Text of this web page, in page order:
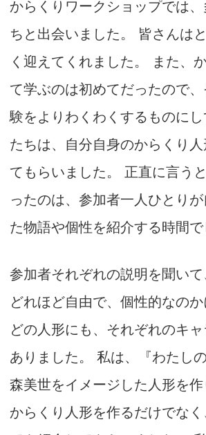
からくりワークショップでは
ちと出会いました。 皆さんは
く迎えてくれました。 また、
て学ぶのは初めてだったので
験をよりわくわくするものに
たちは、自分自身のからくり
てもらいました。 正直に言う
ったのは、参加者一人ひとり
た物語や個性を紹介する時間で
参加者それぞれの説明を聞い
どれほど自由で、個性的なの
どの人形にも、それぞれのキ
ありました。 私は、『わたし
森美世をイメージした人形を
からくり人形を作るだけでな